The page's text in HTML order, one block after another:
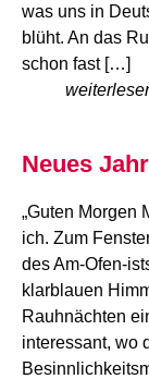
was uns in
blüht. An das
schon fast […]
Neues
„Guten Morgen
ich. Zum
des Am-Ofen-
klarblauen
Rauhnächten
interessant, wo